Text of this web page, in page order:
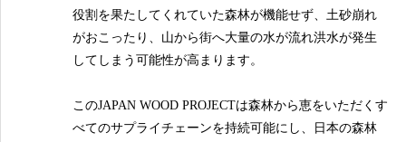
役割を果たしてくれていた森林が機能せず、土砂崩れ
がおこったり、山から街へ大量の水が流れ洪水が発生
してしまう可能性が高まります。
このJAPAN WOOD PROJECTは森林から恵をいただくす
べてのサプライチェーンを持続可能にし、日本の森林